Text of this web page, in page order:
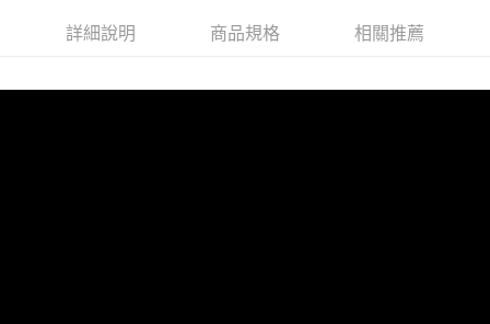
詳細說明 商品規格 相關推薦